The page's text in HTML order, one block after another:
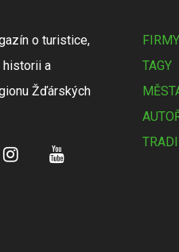
o turistice,
historii a
Žďárských
FIRMY
TAGY